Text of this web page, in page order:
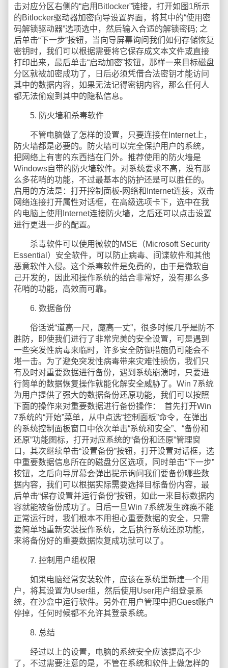
击对应分区右侧的“启用Bitlocker”链接，打开如图1所示
的Bitlocker驱动器加密向导设置界面，将其中的“使用密
码解锁驱动器”选项选中，然后输入合适的解锁密码; 之
后单击“下一步”按钮，当向导屏幕询问我们如何存储恢复
密钥时，我们可以根据需要将它保存成文本文件或直接
打印出来，最后单击“启动加密”按钮，那样一来目标磁盘
分区就被加密成功了，日后必须凭借合法密钥才能访问
其中的数据内容，如果无法记得密钥内容，那么任何人
都无法偷窥到其中的隐私信息。
5. 防火墙和杀毒软件
不管电脑做了怎样的设置，只要连接在Internet上，
防火墙都是必要的。防火墙可以完全保护用户的系统，
把网络上有害的东西挡在门外。推荐使用的防火墙是
Windows自带的防火墙软件。对系统要求不高，没有那
么多花哨的功能，不过最基本的防护还是可以胜任的。
启用的方法是：打开控制面板-网络和Internet连接，双击
网络连接打开属性对话框，在高级选项卡下，选中在我
的电脑上使用Internet连接防火墙，之后还可以点击设置
进行更进一步的配置。
杀毒软件可以使用微软的MSE（Microsoft Security
Essential）安全软件，可以防止病毒、间谍软件和其他
恶意软件入侵。这个杀毒软件是免费的，由于是微软自
己开发的，因此和操作系统的结合非常好，没有那么多
花哨的功能，高效而可靠。
6. 数据备份
俗话说“道高一尺，魔高一丈”，很多时候几乎是防不
胜防，即使我们进行了非常完美的安全设置，可是遇到
一些突发性病毒来临时，许多安全防御措施仍可能会不
堪一击。为了避免突发性病毒带来灾难性损伤，我们只
有及时对重要数据进行备份，遇到系统崩溃时，只要进
行简单的数据恢复操作就能化解安全威胁了。Win 7系统
为用户提供了强大的数据备份还原功能，我们可以按照
下面的操作来对重要数据进行备份操作： 首先打开Win
7系统的“开始”菜单，从中点选“控制面板”命令，在弹出
的系统控制面板窗口中依次单击“系统和安全”、“备份和
还原”功能图标，打开对应系统的“备份和还原”管理窗
口，其次继续单击“设置备份”按钮，打开设置对话框，选
中重要数据信息所在的磁盘分区选项，同时单击“下一步”
按钮，之后向导屏幕会弹出提示询问我们要备份哪些数
据内容，我们可以根据实际需要选择目标备份内容，最
后单击“保存设置并运行备份”按钮，如此一来目标数据内
容就能被备份成功了。日后一旦Win 7系统发生瘫痪不能
正常运行时，我们根本不用担心重要数据的安全，只需
要简单地重新安装操作系统，之后执行系统还原功能，
来将备份好的重要数据恢复成功就可以了。
7. 控制用户组权限
如果电脑经常安装软件，应该在系统里新建一个用
户，将其设置为User组，然后使用User用户组登录系
统，在沙盒中运行软件。另外在用户管理中把Guest账户
停掉，任何时候都不允许其登录系统。
8. 总结
经过以上的设置，电脑的系统安全应该提高不少
了，不过需要注意的是，不管在系统和软件上做怎样的